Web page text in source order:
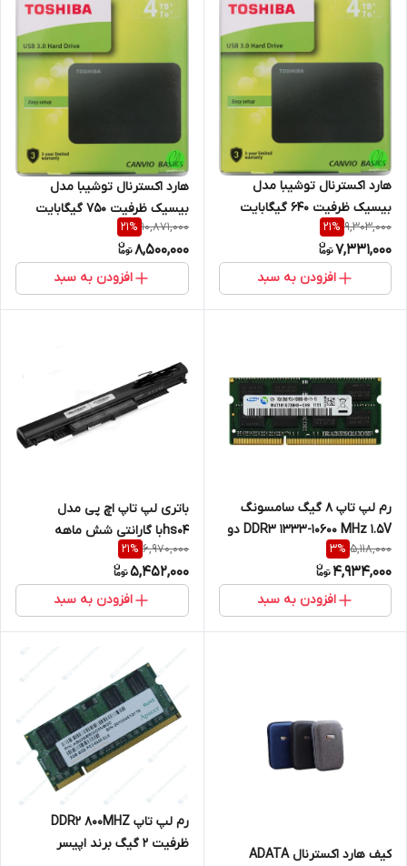
هارد اکسترنال توشیبا مدل
بیسیک ظرفیت 640 گیگابایت
یکسال گارانتی
9,303,000
21%
7,331,000
افزودن به سبد
هارد اکسترنال توشیبا مدل
بیسیک ظرفیت 750 گیگابایت
یکسال گارانتی
10,871,000
21%
8,500,000
افزودن به سبد
رم لپ تاپ 8 گیگ سامسونگ
DDR3 1333-10600 MHz 1.5V دو
سال گارانتی
5,118,000
3%
4,934,000
افزودن به سبد
باتری لپ تاپ اچ پی مدل
hs04با گارانتی شش ماهه
6,970,000
21%
5,452,000
افزودن به سبد
کیف هارد اکسترنال ADATA
رم لپ تاپ DDR2 800MHZ
ظرفیت 2 گیگ برند اپیسر